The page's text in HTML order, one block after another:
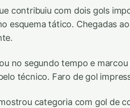
contribuiu com dois gols
esquema tático. Chegadas
no segundo tempo e
técnico. Faro de gol
categoria com gol de